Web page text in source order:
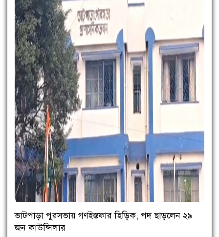
ভাটপাড়া পুরসভায় গণইস্তফার হিড়িক, পদ ছাড়লেন ২৯
জন কাউন্সিলার